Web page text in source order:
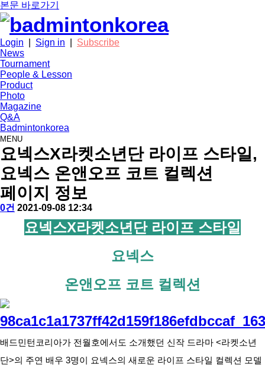
본문 바로가기
Login Sign in
Subscribe
News
Tournament
People & Lesson
Product
Photo
Magazine
Q&A
Badmintonkorea
MENU
product
요넥스X라켓소년단 라이프 스타일,
요넥스 온앤오프 코트 컬렉션
페이지 정보
작
배
댓
0건 작
성
2021-09-08 12:34
요넥스X라켓소년단 라이프 스타일
요넥스
온앤오프 코트 컬렉션
배드민턴코리아가 전월호에서도 소개했던 신작 드라마 <라켓소년
단>의 주연 배우 3명이 요넥스의 새로운 라이프 스타일 컬렉션 모델